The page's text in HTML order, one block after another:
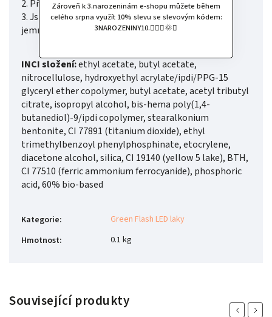
Zároveň k 3.narozeninám e-shopu můžete během
celého srpna využít 10% slevu se slevovým kódem:
3NAROZENINY10.🧚🏻‍♀️🌞✨
2. Přiložte na každý prst a počkejte 2 minuty
3. Jste připraveni! Odstraňte vatové tampony za
jemného tlaku a máte hotovo!
INCI složení:ethyl acetate, butyl acetate,
nitrocellulose, hydroxyethyl acrylate/ipdi/PPG-15
glyceryl ether copolymer, butyl acetate, acetyl tributyl
citrate, isopropyl alcohol, bis-hema poly(1,4-
butanediol)-9/ipdi copolymer, stearalkonium
bentonite, CI 77891 (titanium dioxide), ethyl
trimethylbenzoyl phenylphosphinate, etocrylene,
diacetone alcohol, silica, CI 19140 (yellow 5 lake), BTH,
CI 77510 (ferric ammonium ferrocyanide), phosphoric
acid, 60% bio-based
Kategorie:
Green Flash LED laky
Hmotnost: 0.1 kg
Související produkty
PreviousNext